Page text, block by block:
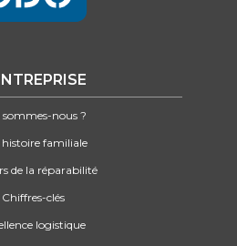
nous ?
histoire familiale
de la réparabilité
Chiffres-clés
logistique